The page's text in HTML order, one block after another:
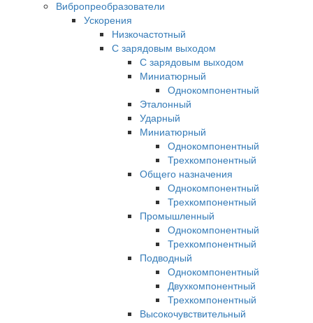
Вибропреобразователи
Ускорения
Низкочастотный
С зарядовым выходом
С зарядовым выходом
Миниатюрный
Однокомпонентный
Эталонный
Ударный
Миниатюрный
Однокомпонентный
Трехкомпонентный
Общего назначения
Однокомпонентный
Трехкомпонентный
Промышленный
Однокомпонентный
Трехкомпонентный
Подводный
Однокомпонентный
Двухкомпонентный
Трехкомпонентный
Высокочувствительный